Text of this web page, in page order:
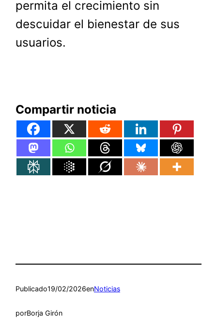
permita el crecimiento sin
descuidar el bienestar de sus
usuarios.
Compartir noticia
Publicado19/02/2026enNoticias
porBorja Girón